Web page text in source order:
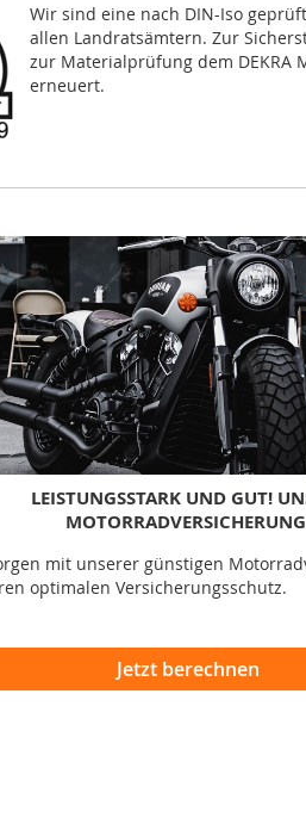
Wir sind eine nach DIN-Iso
allen Landratsämtern. Zur
zur Materialprüfung dem
erneuert.
LEISTUNGSSTARK UND GUT!
mit unserer günstigen
optimalen Versicherungsschutz.
Jetzt berechnen